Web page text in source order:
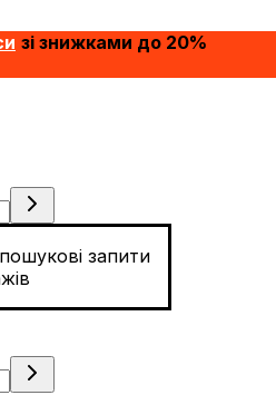
зі знижками до 20%
запити